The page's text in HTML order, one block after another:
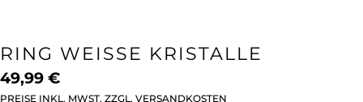
RING WEISSE KRISTALLE
49,99 €
PREISE INKL. MWST. ZZGL. VERSANDKOSTEN